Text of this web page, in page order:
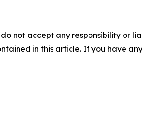
not accept any responsibility or
in this article. If you have